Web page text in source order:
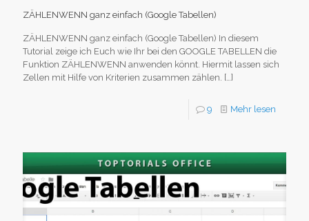
ZÄHLENWENN ganz einfach (Google Tabellen)
ZÄHLENWENN ganz einfach (Google Tabellen) In diesem
Tutorial zeige ich Euch wie Ihr bei den GOOGLE TABELLEN die
Funktion ZÄHLENWENN anwenden könnt. Hiermit lassen sich
Zellen mit Hilfe von Kriterien zusammen zählen. […]
9 Mehr lesen